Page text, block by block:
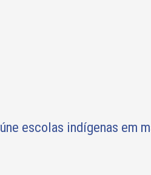
escolas indígenas em